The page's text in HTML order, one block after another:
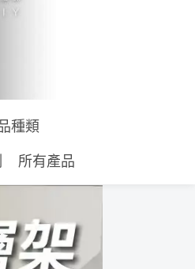
種類
所有產品